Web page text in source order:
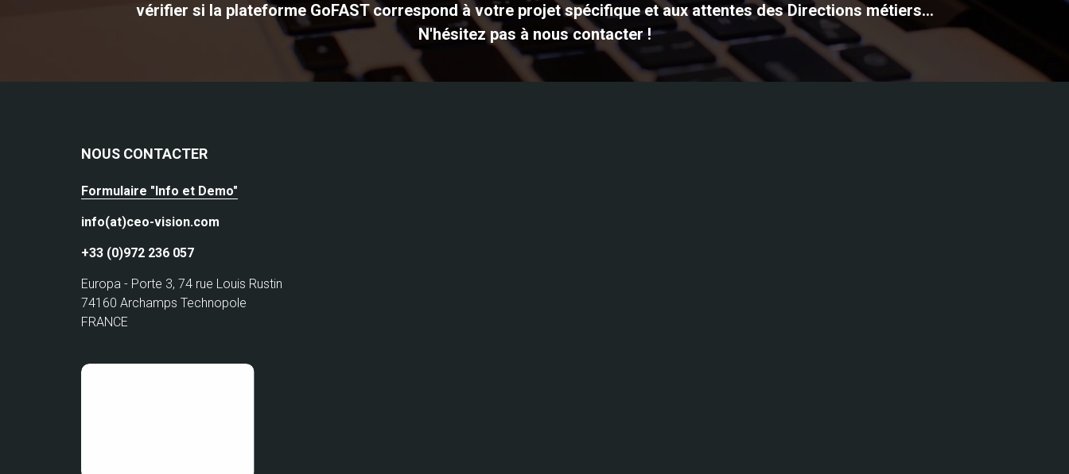
vérifier si la plateforme GoFAST correspond à votre projet spécifique et aux attentes des Directions métiers...
N'hésitez pas à nous contacter !
NOUS CONTACTER
Formulaire "Info et Demo"
info(at)ceo-vision.com
+33 (0)972 236 057
Europa - Porte 3, 74 rue Louis Rustin
74160 Archamps Technopole
FRANCE